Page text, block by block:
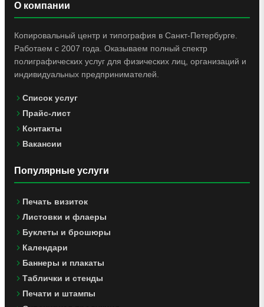
О компании
Копировальный центр и типография в Санкт-Петербурге.
Работаем с 2007 года. Оказываем полный спектр
полиграфических услуг для физических лиц, организаций и
индивидуальных предпринимателей.
Список услуг
Прайс-лист
Контакты
Вакансии
Популярные услуги
Печать визиток
Листовки и флаеры
Буклеты и брошюры
Календари
Баннеры и плакаты
Таблички и стенды
Печати и штампы